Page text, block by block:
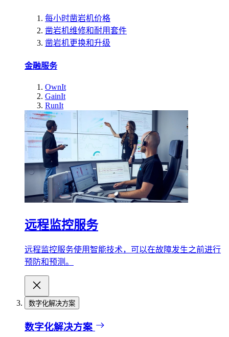
每小时凿岩机价格
凿岩机维修和耐用套件
凿岩机更换和升级
金融服务
OwnIt
GainIt
RunIt
远程监控服务
远程监控服务使用智能技术，可以在故障发生之前进行
预防和预测。
数字化解决方案
数字化解决方案